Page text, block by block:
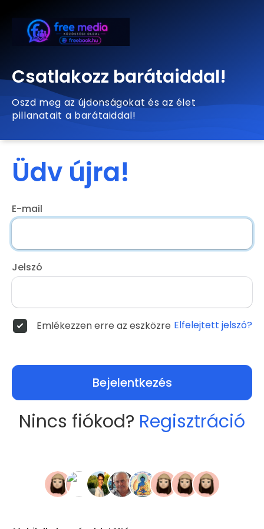
Csatlakozz barátaiddal!
Oszd meg az újdonságokat és az élet
pillanatait a barátaiddal!
Üdv újra!
E-mail
Jelszó
Emlékezzen erre az eszközre Elfelejtett jelszó?
Bejelentkezés
Nincs fiókod? Regisztráció